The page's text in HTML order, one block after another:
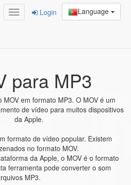
Language
Login
para MP3
MOV em formato MP3. O MOV é um
de vídeo para muitos dispositivos
da Apple.
formato de vídeo popular. Existem
no formato MOV.
da Apple, o MOV é o formato
ferramenta pode converter o som
MP3.